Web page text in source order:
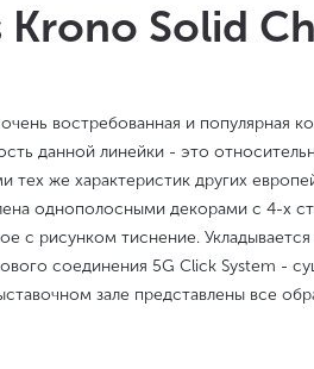
Krono Solid
востребованная и популярная
данной линейки - это
тех же характеристик других
однополосными декорами с 4-х
с рисунком тиснение.
соединения 5G Click System -
зале представлены все